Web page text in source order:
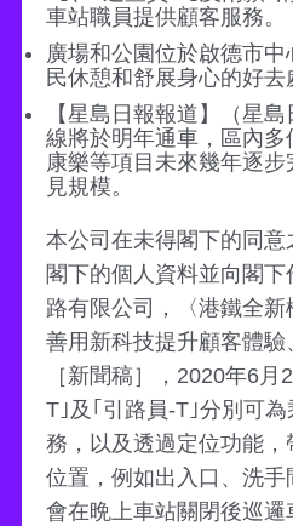
車站職員提供顧客服務。
廣場和公園位於啟德市
民休憩和舒展身心的好去
【星島日報報道】（星
線將於明年通車，區內
康樂等項目未來幾年逐
見規模。
本公司在未得閣下的同意
閣下的個人資料並向閣
路有限公司，〈港鐵全
善用新科技提升顧客體驗
［新聞稿］，2020年6
T｣及｢引路員-T｣分別可
務，以及透過定位功能，
位置，例如出入口、洗手
會在晩上車站關閉後巡